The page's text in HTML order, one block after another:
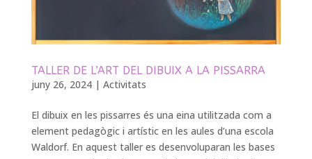
TALLER DE L’ART DEL DIBUIX A LA PISSARRA
juny 26, 2024| Activitats
El dibuix en les pissarres és una eina utilitzada com a
element pedagògic i artístic en les aules d’una escola
Waldorf. En aquest taller es desenvoluparan les bases